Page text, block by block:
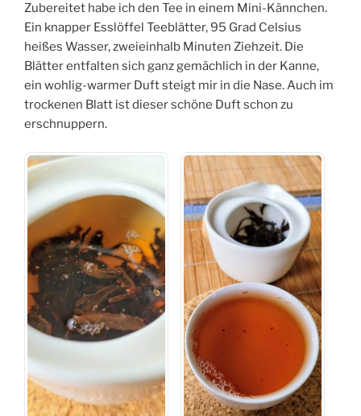
Zubereitet habe ich den Tee in einem Mini-Kännchen.
Ein knapper Esslöffel Teeblätter, 95 Grad Celsius
heißes Wasser, zweieinhalb Minuten Ziehzeit. Die
Blätter entfalten sich ganz gemächlich in der Kanne,
ein wohlig-warmer Duft steigt mir in die Nase. Auch im
trockenen Blatt ist dieser schöne Duft schon zu
erschnuppern.